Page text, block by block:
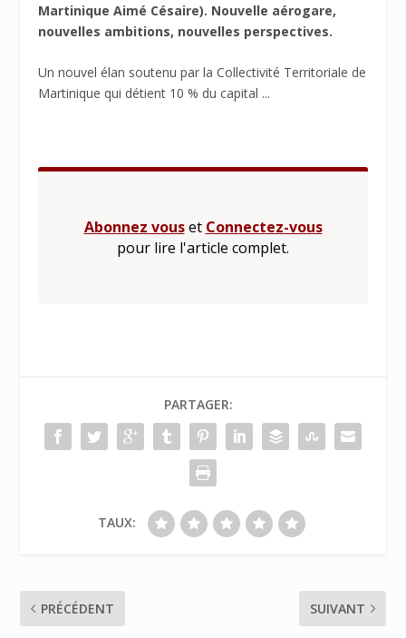
Martinique Aimé Césaire). Nouvelle aérogare,
nouvelles ambitions, nouvelles perspectives.
Un nouvel élan soutenu par la Collectivité Territoriale de
Martinique qui détient 10 % du capital ...
Abonnez vouset Connectez-vous
pour lire l'article complet.
PARTAGER:
TAUX:
PRÉCÉDENT SUIVANT